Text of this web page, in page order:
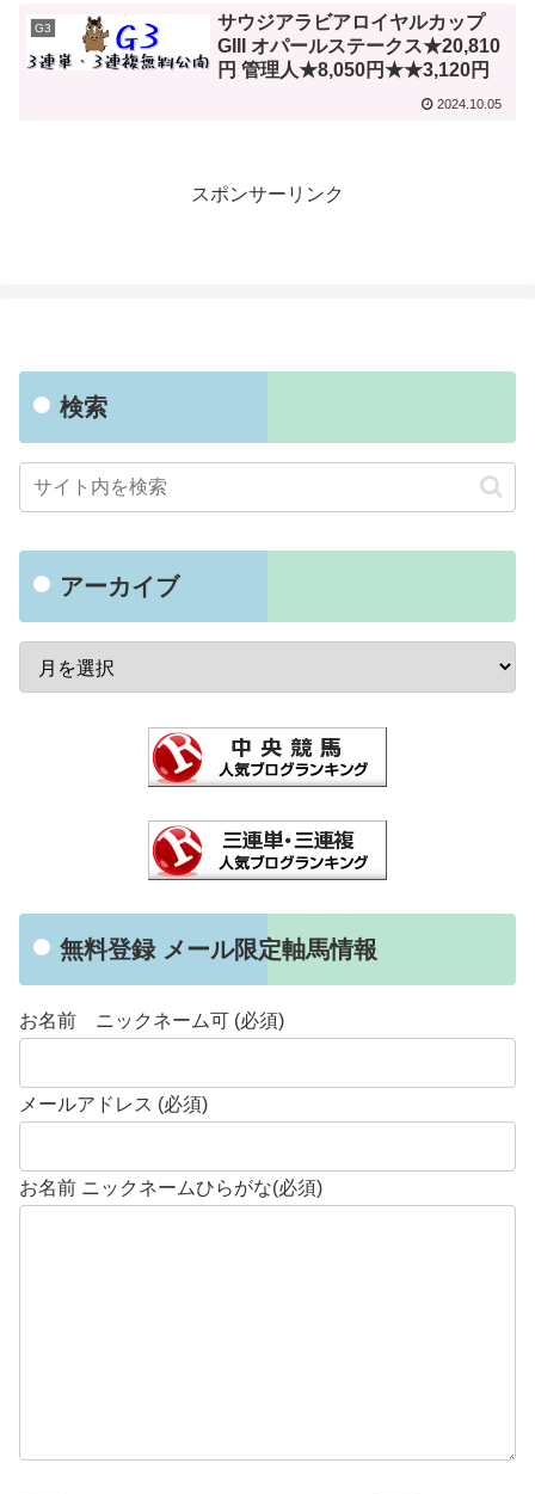
G3
サウジアラビアロイヤルカップ
GIII オパールステークス★20,810
円 管理人★8,050円★★3,120円
2024.10.05
スポンサーリンク
検索
アーカイブ
無料登録 メール限定軸馬情報
お名前 ニックネーム可 (必須)
メールアドレス (必須)
お名前 ニックネームひらがな(必須)